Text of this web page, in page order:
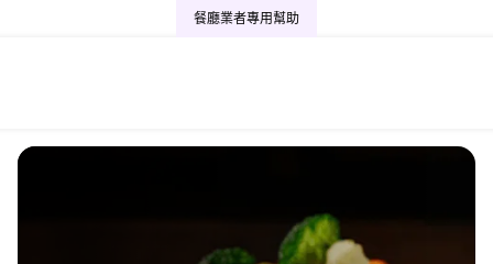
餐廳業者專用幫助